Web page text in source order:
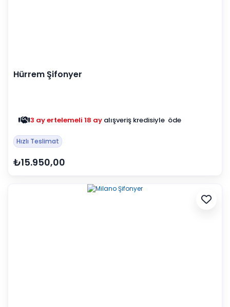
Hürrem Şifonyer
3 ay ertelemeli 18 ay alışveriş kredisiyle öde
Hızlı Teslimat
₺15.950,00